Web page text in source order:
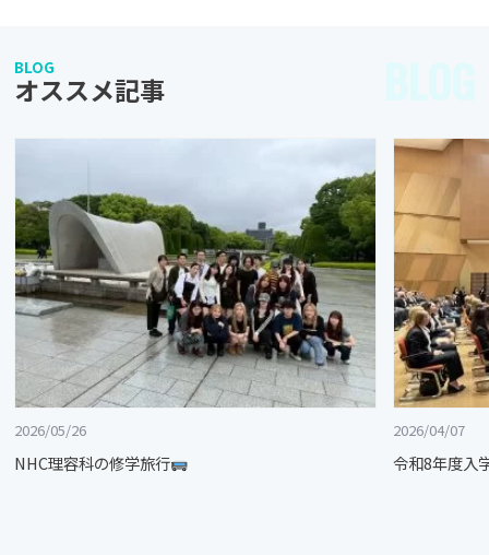
BLOG
オススメ記事
2026/05/26
NHC理容科の修学旅行
2026/04/07
令和8年度入